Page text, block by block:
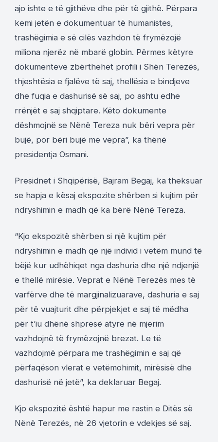
ajo ishte e të gjithëve dhe për të gjithë. Përpara
kemi jetën e dokumentuar të humanistes,
trashëgimia e së cilës vazhdon të frymëzojë
miliona njerëz në mbarë globin. Përmes këtyre
dokumenteve zbërthehet profili i Shën Terezës,
thjeshtësia e fjalëve të saj, thellësia e bindjeve
dhe fuqia e dashurisë së saj, po ashtu edhe
rrënjët e saj shqiptare. Këto dokumente
dëshmojnë se Nënë Tereza nuk bëri vepra për
bujë, por bëri bujë me vepra”, ka thënë
presidentja Osmani.
Presidnet i Shqipërisë, Bajram Begaj, ka theksuar
se hapja e kësaj ekspozite shërben si kujtim për
ndryshimin e madh që ka bërë Nënë Tereza.
“Kjo ekspozitë shërben si një kujtim për
ndryshimin e madh që një individ i vetëm mund të
bëjë kur udhëhiqet nga dashuria dhe një ndjenjë
e thellë mirësie. Veprat e Nënë Terezës mes të
varfërve dhe të margjinalizuarave, dashuria e saj
për të vuajturit dhe përpjekjet e saj të mëdha
për t’iu dhënë shpresë atyre në mjerim
vazhdojnë të frymëzojnë brezat. Le të
vazhdojmë përpara me trashëgimin e saj që
përfaqëson vlerat e vetëmohimit, mirësisë dhe
dashurisë në jetë”, ka deklaruar Begaj.
Kjo ekspozitë është hapur me rastin e Ditës së
Nënë Terezës, në 26 vjetorin e vdekjes së saj.